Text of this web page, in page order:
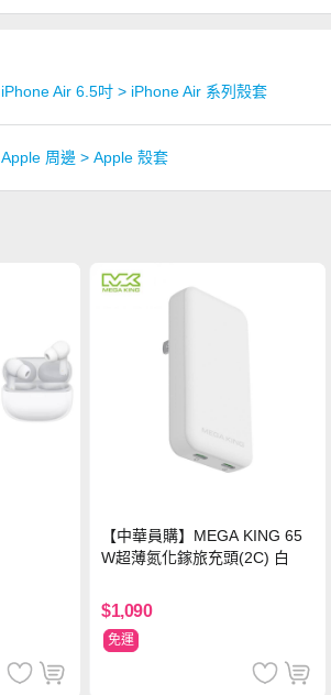
iPhone Air 6.5吋 > iPhone Air 系列殼套
Apple 周邊 > Apple 殼套
【中華員購】MEGA KING 65
W超薄氮化鎵旅充頭(2C) 白
$1,090
免運